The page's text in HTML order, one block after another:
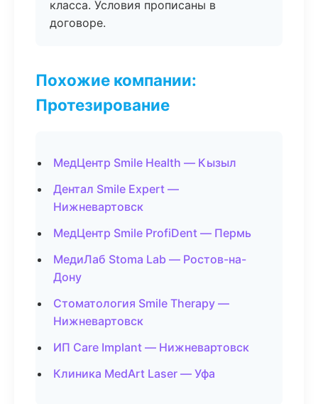
класса. Условия прописаны в
договоре.
Похожие компании:
Протезирование
МедЦентр Smile Health — Кызыл
Дентал Smile Expert —
Нижневартовск
МедЦентр Smile ProfiDent — Пермь
МедиЛаб Stoma Lab — Ростов-на-
Дону
Стоматология Smile Therapy —
Нижневартовск
ИП Care Implant — Нижневартовск
Клиника MedArt Laser — Уфа